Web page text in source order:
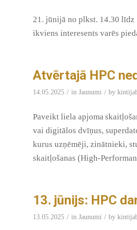
21. jūnijā no plkst. 14.30 līdz
ikviens interesents varēs
Atvērtajā HPC
14.05.2025 / in Jaunumi / by
Paveikt liela apjoma
vai digitālos dvīņus,
kurus uzņēmēji, zinātnieki,
skaitļošanas (High-
13. jūnijs: HPC
13.05.2025 / in Jaunumi / by